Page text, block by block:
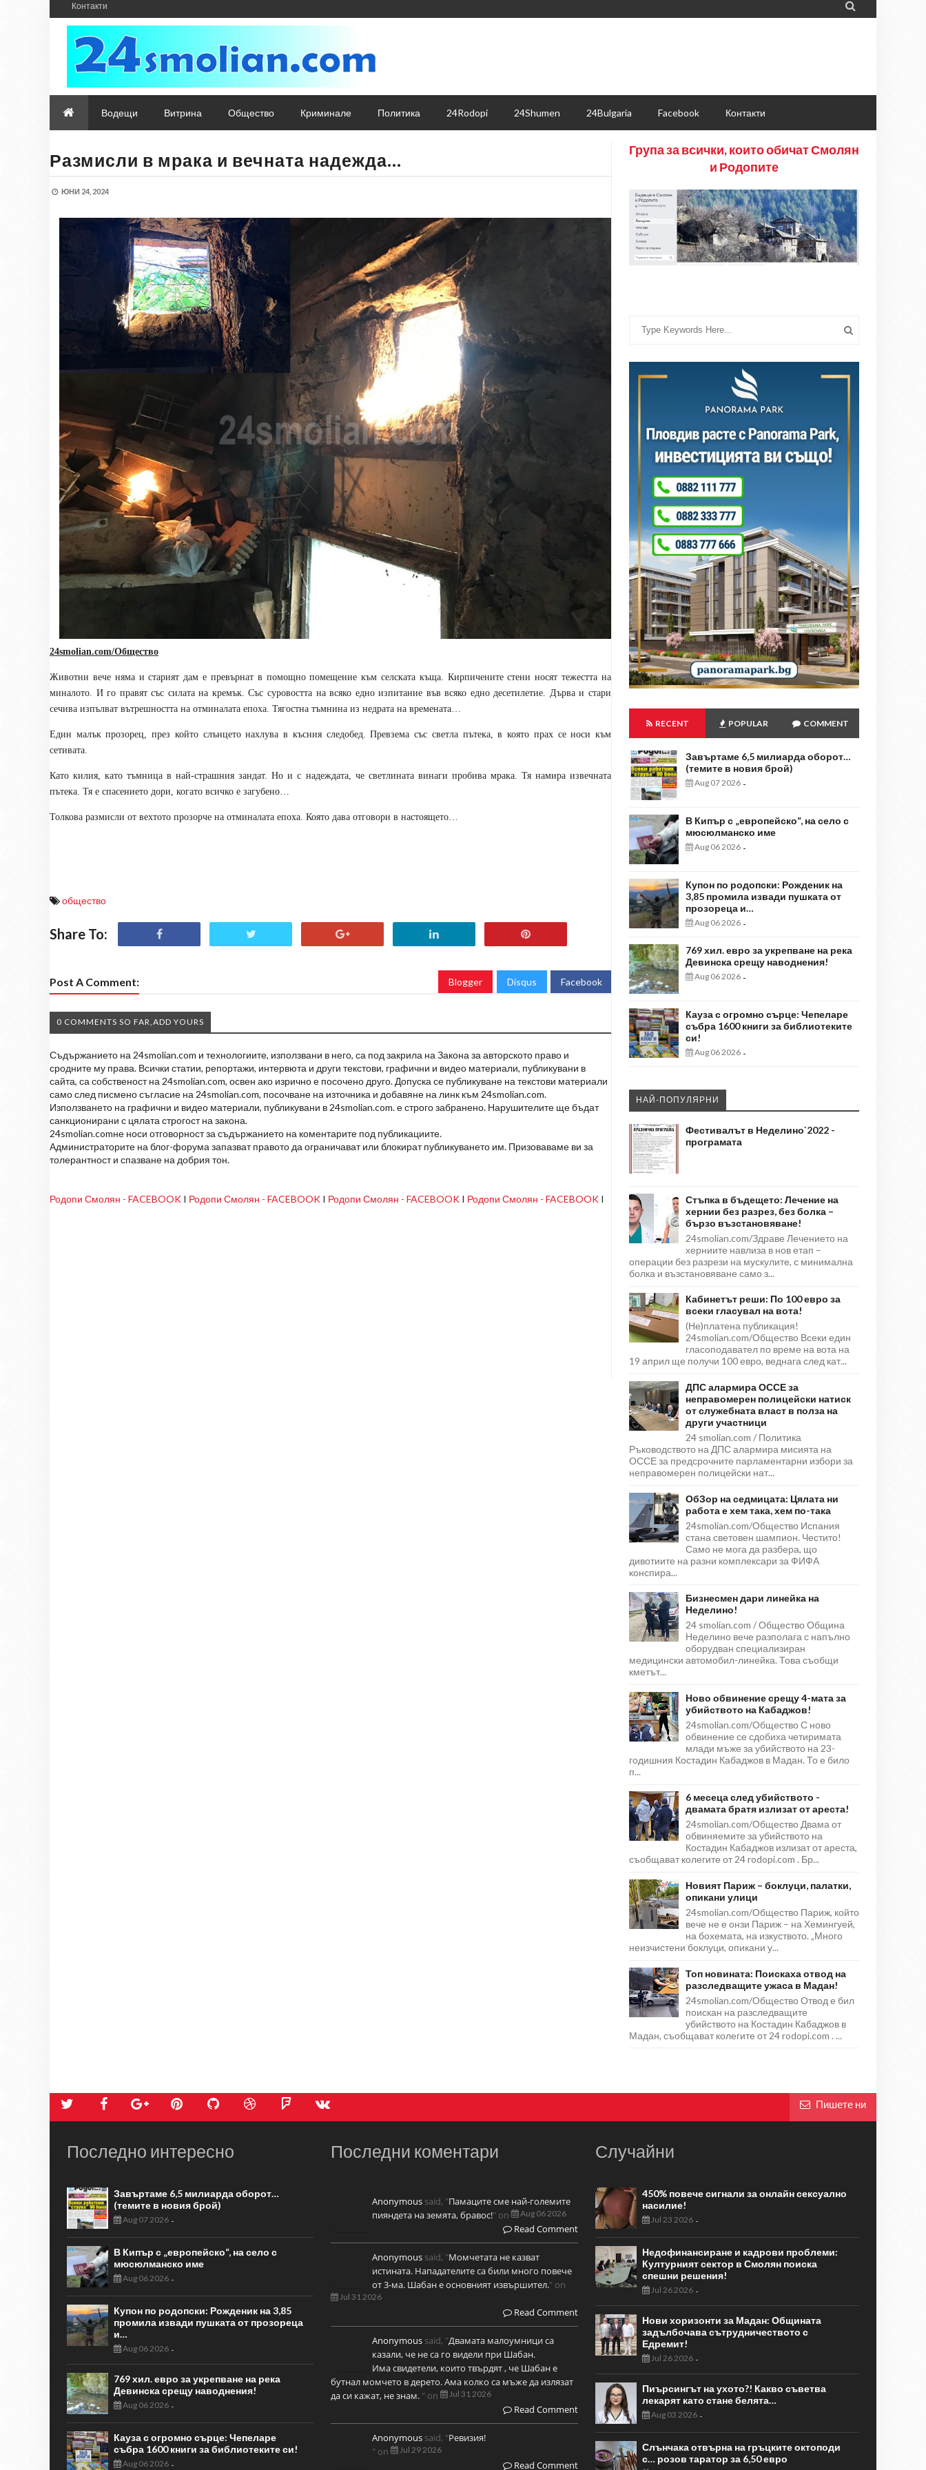
Контакти 
Водещи Витрина Общество Криминале Политика 24Rodopi 24Shumen 24Bulgaria Facebook Контакти
Размисли в мрака и вечната надежда…
ЮНИ 24, 2024
24smolian.com/Общество
Животни вече няма и старият дам е превърнат в помощно помещение към селската къща. Кирпичените стени носят тежестта на
миналото. И го правят със силата на кремък. Със суровостта на всяко едно изпитание във всяко едно десетилетие. Дърва и стари
сечива изпълват вътрешността на отминалата епоха. Тягостна тъмнина из недрата на времената…
Един малък прозорец, през който слънцето нахлува в късния следобед. Превзема със светла пътека, в която прах се носи към
сетивата.
Като килия, като тъмница в най-страшния зандат. Но и с надеждата, че светлината винаги пробива мрака. Тя намира извечната
пътека. Тя е спасението дори, когато всичко е загубено…
Толкова размисли от вехтото прозорче на отминалата епоха. Която дава отговори в настоящето…
общество
Share To:
Post A Comment: Blogger Disqus Facebook
0 COMMENTS SO FAR,ADD YOURS
Съдържанието на 24smolian.com и технологиите, използвани в него, са под закрила на Закона за авторското право и
сродните му права. Всички статии, репортажи, интервюта и други текстови, графични и видео материали, публикувани в
сайта, са собственост на 24smolian.com, освен ако изрично е посочено друго. Допуска се публикуване на текстови материали
само след писмено съгласие на 24smolian.com, посочване на източника и добавяне на линк към 24smolian.com.
Използването на графични и видео материали, публикувани в 24smolian.com. е строго забранено. Нарушителите ще бъдат
санкционирани с цялата строгост на закона.
24smolian.comне носи отговорност за съдържанието на коментарите под публикациите.
Администраторите на блог-форума запазват правото да ограничават или блокират публикуването им. Призоваваме ви за
толерантност и спазване на добрия тон.
Родопи Смолян - FACEBOOK I Родопи Смолян - FACEBOOK I Родопи Смолян - FACEBOOK I Родопи Смолян - FACEBOOK I
Група за всички, които обичат Смолян
и Родопите
RECENT POPULAR COMMENT
Завъртаме 6,5 милиарда оборот…
(темите в новия брой)
Aug 07 2026 -
В Кипър с „европейско“, на село с
мюсюлманско име
Aug 06 2026 -
Купон по родопски: Рожденик на
3,85 промила извади пушката от
прозореца и…
Aug 06 2026 -
769 хил. евро за укрепване на река
Девинска срещу наводнения!
Aug 06 2026 -
Кауза с огромно сърце: Чепеларе
събра 1600 книги за библиотеките
си!
Aug 06 2026 -
НАЙ-ПОПУЛЯРНИ
Фестивалът в Неделино`2022 -
програмата
Стъпка в бъдещето: Лечение на
хернии без разрез, без болка –
бързо възстановяване!
24smolian.com/Здраве Лечението на
херниите навлиза в нов етап –
операции без разрези на мускулите, с минимална
болка и възстановяване само з...
Кабинетът реши: По 100 евро за
всеки гласувал на вота!
(Не)платена публикация!
24smolian.com/Общество Всеки един
гласоподавател по време на вота на
19 април ще получи 100 евро, веднага след кат...
ДПС алармира ОССЕ за
неправомерен полицейски натиск
от служебната власт в полза на
други участници
24 smolian.com / Политика
Ръководството на ДПС алармира мисията на
ОССЕ за предсрочните парламентарни избори за
неправомерен полицейски нат...
ОбЗор на седмицата: Цялата ни
работа е хем така, хем по-така
24smolian.com/Общество Испания
стана световен шампион. Честито!
Само не мога да разбера, що
дивотиите на разни комплексари за ФИФА
конспира...
Бизнесмен дари линейка на
Неделино!
24 smolian.com / Общество Община
Неделино вече разполага с напълно
оборудван специализиран
медицински автомобил-линейка. Това съобщи
кметът...
Ново обвинение срещу 4-мата за
убийството на Кабаджов!
24smolian.com/Общество С ново
обвинение се сдобиха четиримата
млади мъже за убийството на 23-
годишния Костадин Кабаджов в Мадан. То е било
п...
6 месеца след убийството -
двамата братя излизат от ареста!
24smolian.com/Общество Двама от
обвиняемите за убийството на
Костадин Кабаджов излизат от ареста,
съобщават колегите от 24 rodopi.com . Бр...
Новият Париж – боклуци, палатки,
опикани улици
24smolian.com/Общество Париж, който
вече не е онзи Париж – на Хемингуей,
на бохемата, на изкуството. „Много
неизчистени боклуци, опикани у...
Топ новината: Поискаха отвод на
разследващите ужаса в Мадан!
24smolian.com/Общество Отвод е бил
поискан на разследващите
убийството на Костадин Кабаджов в
Мадан, съобщават колегите от 24 rodopi.com . ...
Пишете ни
Последно интересно
Завъртаме 6,5 милиарда оборот…
(темите в новия брой)
Aug 07 2026 -
В Кипър с „европейско“, на село с
мюсюлманско име
Aug 06 2026 -
Купон по родопски: Рожденик на 3,85
промила извади пушката от прозореца
и…
Aug 06 2026 -
769 хил. евро за укрепване на река
Девинска срещу наводнения!
Aug 06 2026 -
Кауза с огромно сърце: Чепеларе
събра 1600 книги за библиотеките си!
Aug 06 2026 -
Последни коментари
Anonymous said, "Памаците сме най-големите
пияндета на земята, бравос!" on Aug 06 2026
Read Comment
Anonymous said, "Момчетата не казват
истината. Нападателите са били много повече
от 3-ма. Шабан е основният извършител." on
Jul 31 2026
Read Comment
Anonymous said, "Двамата малоумници са
казали, че не са го видели при Шабан.
Има свидетели, които твърдят , че Шабан е
бутнал момчето в дерето. Ама колко са мъже да излязат
да си кажат, не знам. " on Jul 31 2026
Read Comment
Anonymous said, "Ревизия!
" on
Jul 29 2026
Read Comment
Случайни
450% повече сигнали за онлайн сексуално
насилие!
Jul 23 2026-
Недофинансиране и кадрови проблеми:
Културният сектор в Смолян поиска
спешни решения!
Jul 26 2026-
Нови хоризонти за Мадан: Общината
задълбочава сътрудничеството с
Едремит!
Jul 26 2026-
Пиърсингът на ухото?! Какво съветва
лекарят като стане белята…
Aug 03 2026-
Слънчака отвърна на гръцките октоподи
с… розов таратор за 6,50 евро